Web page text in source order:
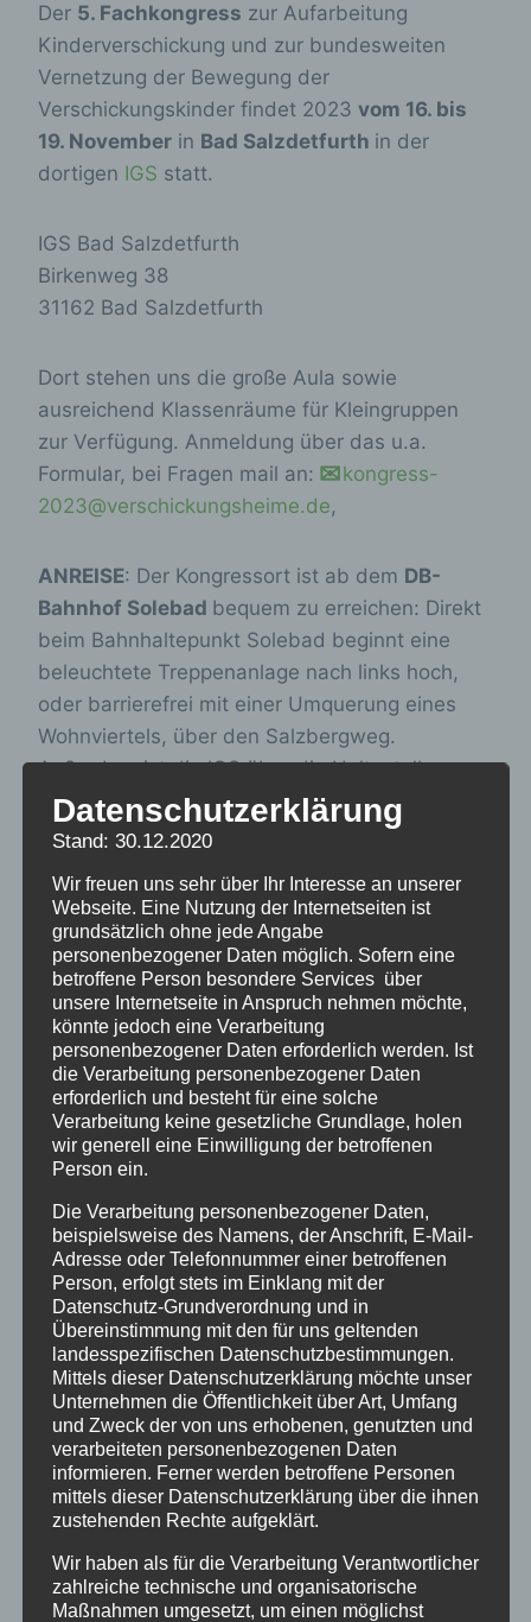
Der 5. Fachkongress zur Aufarbeitung
Kinderverschickung und zur bundesweiten
Vernetzung der Bewegung der
Verschickungskinder findet 2023 vom 16. bis
19. November in Bad Salzdetfurth in der
dortigen IGS statt.
IGS Bad Salzdetfurth
Birkenweg 38
31162 Bad Salzdetfurth
Dort stehen uns die große Aula sowie
ausreichend Klassenräume für Kleingruppen
zur Verfügung. Anmeldung über das u.a.
Formular, bei Fragen mail an:
kongress-
2023@verschickungsheime.de,
ANREISE: Der Kongressort ist ab dem DB-
Bahnhof Solebad bequem zu erreichen: Direkt
beim Bahnhaltepunkt Solebad beginnt eine
beleuchtete Treppenanlage nach links hoch,
oder barrierefrei mit einer Umquerung eines
Wohnviertels, über den Salzbergweg.
Außerdem ist die IGS über die Haltestelle
„Birkenweg“ mit rund 20 anderen Halten im
Stadtgebiet, u. a. den Kliniken, durch den
Fahrplan finden Sie hier:Busfahrplan
Zur ersten Orientierung ein kleiner touristischer
Film-Spaziergang
Anmeldeschluss ist Sonntag, der 29.10.2023.
Kongress 2023
Anmeldungsformular
Die Kongressvorbereitungsgruppe hat sich
entschieden, in diesem Jahr einen geringen
Selbstkostenpreis von 30.- zu nehmen. Trotz
Sponsoring und Spenden bleiben noch immer
minimale Kosten übrig, vor allem auch ein
wenig für Beköstigung. Wir hoffen auf euer
Verständnis. Der Betrag wird, falls ihr doch
nicht anreisen könnt, als Spende verbucht und
kommt unserem Aufarbeitungsanliegen zugute.
Wir hoffen auch dafür auf euer Verständnis.
Sozialhilfeempfänger sind vom Beitrag
Datenschutzerklärung
Stand: 30.12.2020
Wir freuen uns sehr über Ihr Interesse an unserer
Webseite. Eine Nutzung der Internetseiten ist
grundsätzlich ohne jede Angabe
personenbezogener Daten möglich. Sofern eine
betroffene Person besondere Services über
unsere Internetseite in Anspruch nehmen möchte,
könnte jedoch eine Verarbeitung
personenbezogener Daten erforderlich werden. Ist
die Verarbeitung personenbezogener Daten
erforderlich und besteht für eine solche
Verarbeitung keine gesetzliche Grundlage, holen
wir generell eine Einwilligung der betroffenen
Person ein.
Die Verarbeitung personenbezogener Daten,
beispielsweise des Namens, der Anschrift, E-Mail-
Adresse oder Telefonnummer einer betroffenen
Person, erfolgt stets im Einklang mit der
Datenschutz-Grundverordnung und in
Übereinstimmung mit den für uns geltenden
landesspezifischen Datenschutzbestimmungen.
Mittels dieser Datenschutzerklärung möchte unser
Unternehmen die Öffentlichkeit über Art, Umfang
und Zweck der von uns erhobenen, genutzten und
verarbeiteten personenbezogenen Daten
informieren. Ferner werden betroffene Personen
mittels dieser Datenschutzerklärung über die ihnen
zustehenden Rechte aufgeklärt.
Wir haben als für die Verarbeitung Verantwortlicher
zahlreiche technische und organisatorische
Maßnahmen umgesetzt, um einen möglichst